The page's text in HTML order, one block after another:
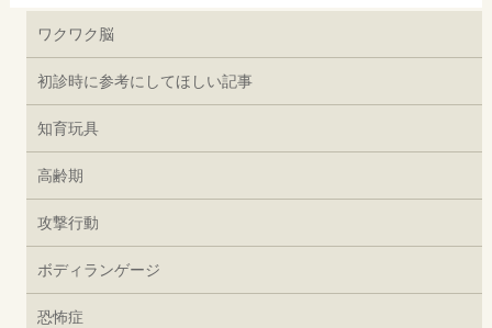
ワクワク脳
初診時に参考にしてほしい記事
知育玩具
高齢期
攻撃行動
ボディランゲージ
恐怖症